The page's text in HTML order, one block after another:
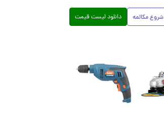
شروع مکالمه دانلود لیست قیمت